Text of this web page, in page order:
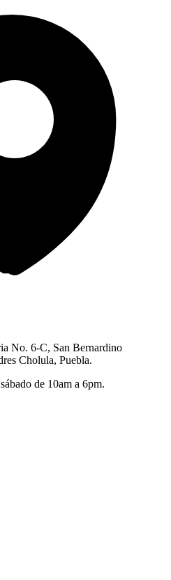
No. 6-C, San Bernardino
Cholula, Puebla.
de 10am a 6pm.